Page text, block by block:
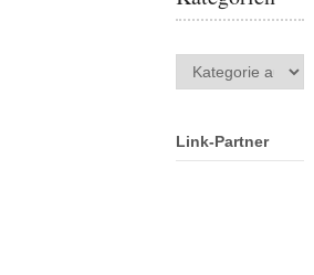
Kategorien
Link-Partner